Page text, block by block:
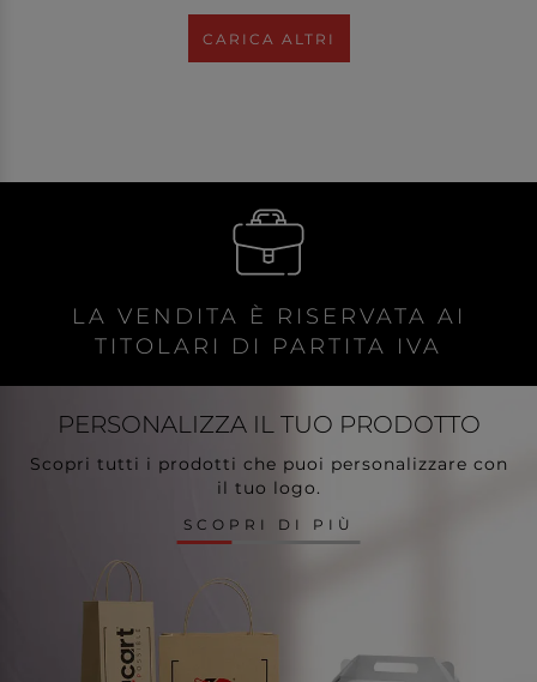
CARICA ALTRI
LA VENDITA È RISERVATA AI
TITOLARI DI PARTITA IVA
PERSONALIZZA IL TUO PRODOTTO
Scopri tutti i prodotti che puoi personalizzare con
il tuo logo.
SCOPRI DI PIÙ